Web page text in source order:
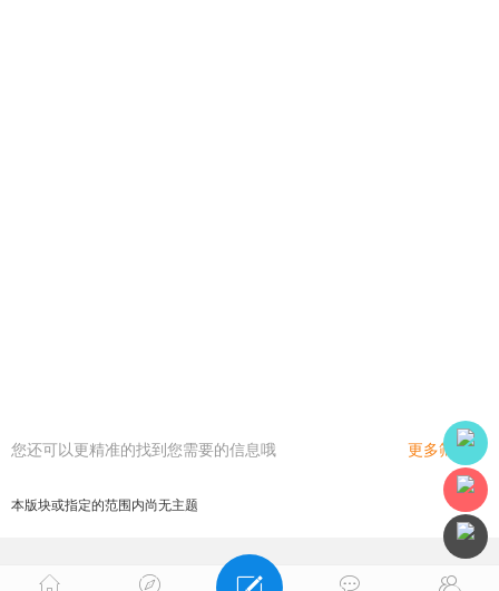
您还可以更精准的找到您需要的信息哦 更多筛选
本版块或指定的范围内尚无主题